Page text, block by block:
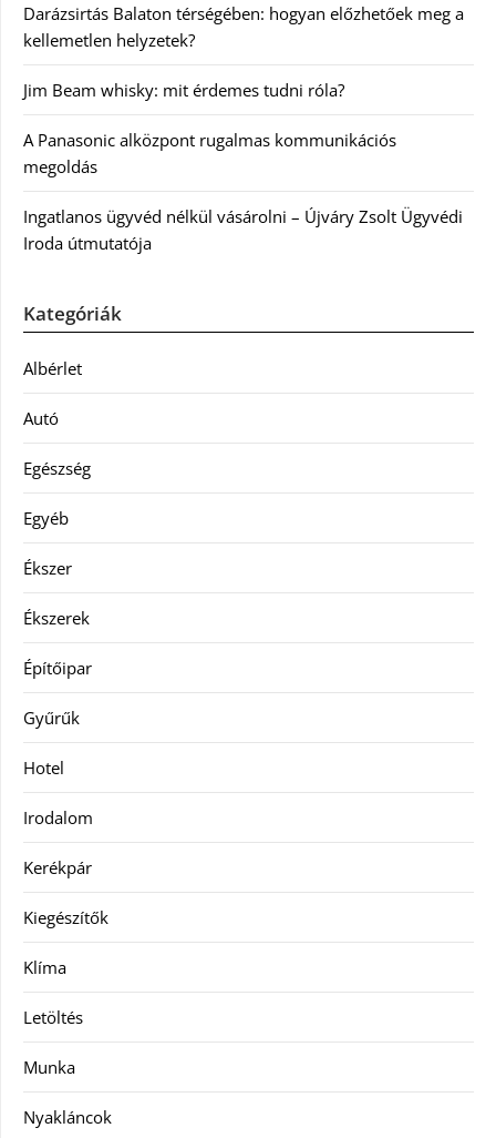
Darázsirtás Balaton térségében: hogyan előzhetőek meg a
kellemetlen helyzetek?
Jim Beam whisky: mit érdemes tudni róla?
A Panasonic alközpont rugalmas kommunikációs
megoldás
Ingatlanos ügyvéd nélkül vásárolni – Újváry Zsolt Ügyvédi
Iroda útmutatója
Kategóriák
Albérlet
Autó
Egészség
Egyéb
Ékszer
Ékszerek
Építőipar
Gyűrűk
Hotel
Irodalom
Kerékpár
Kiegészítők
Klíma
Letöltés
Munka
Nyakláncok